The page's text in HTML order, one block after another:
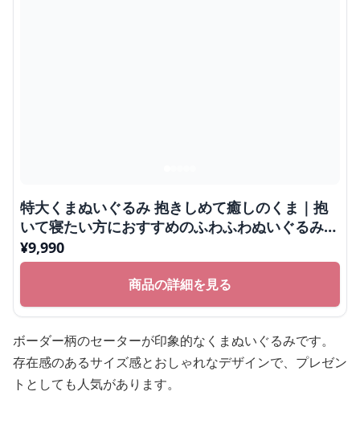
特大くまぬいぐるみ 抱きしめて癒しのくま｜抱
いて寝たい方におすすめのふわふわぬいぐるみギ
フト
¥9,990
商品の詳細を見る
ボーダー柄のセーターが印象的なくまぬいぐるみです。
存在感のあるサイズ感とおしゃれなデザインで、プレゼン
トとしても人気があります。